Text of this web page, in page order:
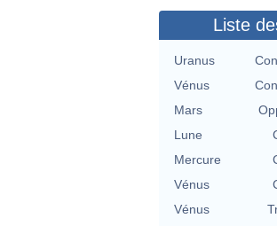
Liste
Uranus
Vénus
Mars
Lune
Mercure
Vénus
Vénus